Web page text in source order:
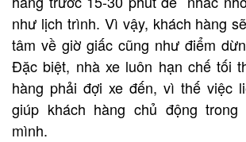
như lịch trình. Vì vậy, khách hàng
tâm về giờ giấc cũng như điểm
Đặc biệt, nhà xe luôn hạn chế tối
hàng phải đợi xe đến, vì thế việc
giúp khách hàng chủ động
mình.